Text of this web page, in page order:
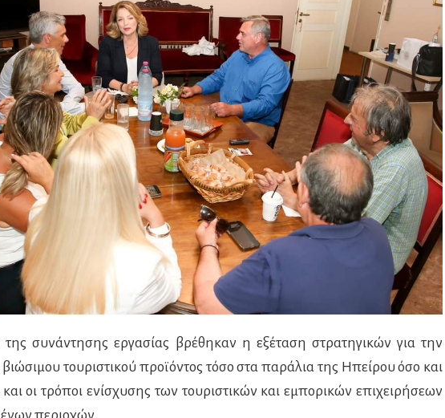
της συνάντησης εργασίας βρέθηκαν η εξέταση στρατηγικών για την
τουριστικού προϊόντος τόσο στα παράλια της Ηπείρου όσο και
οι τρόποι ενίσχυσης των τουριστικών και εμπορικών επιχειρήσεων
περιοχών.